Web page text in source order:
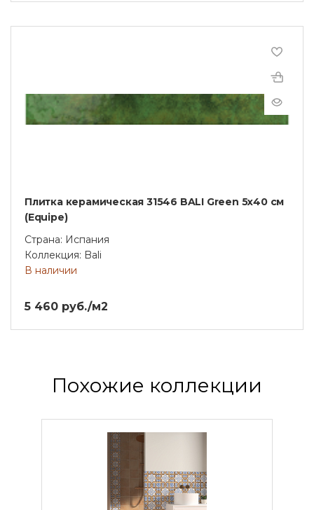
Плитка керамическая 31546 BALI Green 5х40 см
(Equipe)
Страна: Испания
Коллекция: Bali
В наличии
5 460 руб./м2
Похожие коллекции